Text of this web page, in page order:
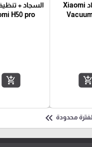
و السجاد Xiaomi
add_shopping_cart
السجاد +
H50 pro
add_shopping_cart
محدودة keyboard_double_arrow_left